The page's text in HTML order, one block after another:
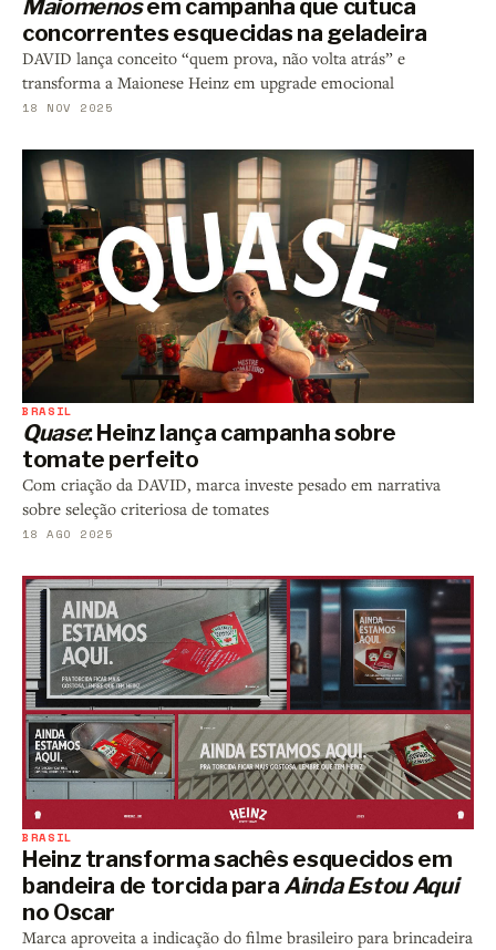
Maiomenosem campanha que cutuca
concorrentes esquecidas na geladeira
DAVID lança conceito “quem prova, não volta atrás” e
transforma a Maionese Heinz em upgrade emocional
18 NOV 2025
BRASIL
Quase: Heinz lança campanha sobre
tomate perfeito
Com criação da DAVID, marca investe pesado em narrativa
sobre seleção criteriosa de tomates
18 AGO 2025
BRASIL
Heinz transforma sachês esquecidos em
bandeira de torcida paraAinda Estou Aqui
no Oscar
Marca aproveita a indicação do filme brasileiro para brincadeira